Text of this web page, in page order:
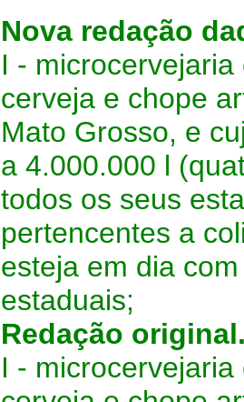
Nova redação
I -
cerveja e chope
Mato Grosso, e
a 4.000.000 l
todos os seus
pertencentes a
esteja em dia
estaduais;
Redação
I -